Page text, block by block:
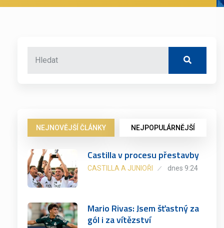
NEJNOVĚJŠÍ ČLÁNKY NEJPOPULÁRNĚJŠÍ
Castilla v procesu přestavby
CASTILLA A JUNIOŘI dnes 9:24
Mario Rivas: Jsem šťastný za
gól i za vítězství